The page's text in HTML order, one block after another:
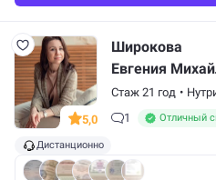
5,0
Широкова
Евгения
Стаж 21 год •
1
Отличный
Дистанционно